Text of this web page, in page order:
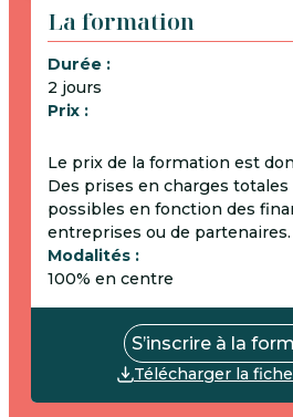
La formation
Durée :
2 jours
Prix :
Le prix de la formation est
Des prises en charges
possibles en fonction des
entreprises ou de partenaires.
Modalités :
100% en centre
S’inscrire à la
Télécharger la